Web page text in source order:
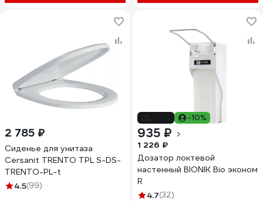
2 785 ₽
Сиденье для унитаза
Cersanit TRENTO TPL S-DS-
TRENTO-PL-t
4.5(99)
-10%
935 ₽
1 226 ₽
Дозатор локтевой
настенный BIONIK Bio эконом
R
4.7(32)